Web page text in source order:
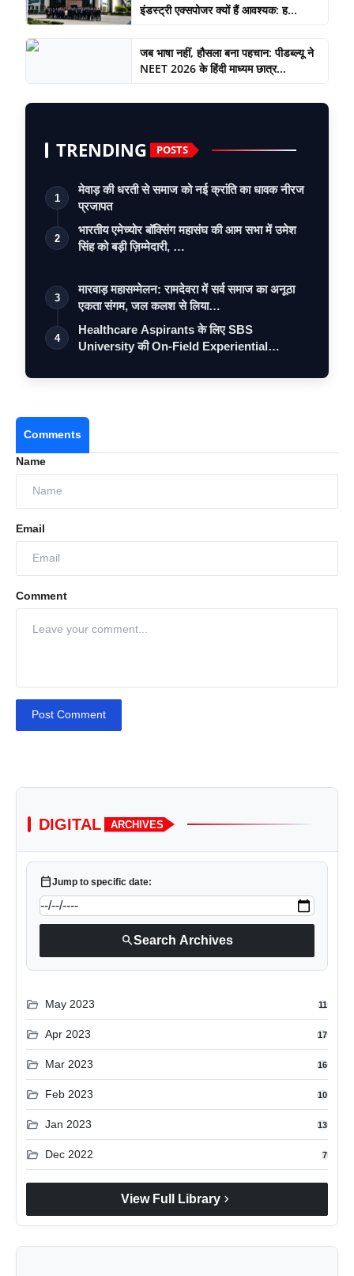
इंडस्ट्री एक्सपोजर क्यों हैं आवश्यक: ह...
जब भाषा नहीं, हौसला बना पहचान: पीडब्ल्यू ने
NEET 2026 के हिंदी माध्यम छात्र...
TRENDING POSTS
1
मेवाड़ की धरती से समाज को नई क्रांति का धावक नीरज
प्रजापत
2
भारतीय एमेच्योर बॉक्सिंग महासंघ की आम सभा में उमेश
सिंह को बड़ी ज़िम्मेदारी, …
3
मारवाड़ महासम्मेलन: रामदेवरा में सर्व समाज का अनूठा
एकता संगम, जल कलश से लिया…
4
Healthcare Aspirants के लिए SBS
University की On-Field Experiential
Comments
Name
Email
Comment
Post Comment
DIGITAL ARCHIVES
calendar_todayJump to specific date:
searchSearch Archives
folder_open May 2023 11
folder_open Apr 2023 17
folder_open Mar 2023 16
folder_open Feb 2023 10
folder_open Jan 2023 13
folder_open Dec 2022 7
View Full Library chevron_right